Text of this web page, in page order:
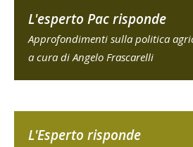
L'esperto Pac risponde
Approfondimenti sulla politica
a cura di Angelo Frascarelli
L'Esperto risponde